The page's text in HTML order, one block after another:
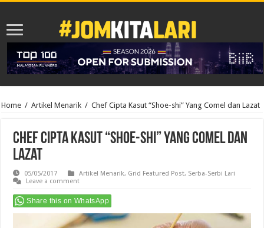
Home / Artikel Menarik / Chef Cipta Kasut “Shoe-shi” Yang Comel dan Lazat
Chef Cipta Kasut “Shoe-shi” Yang Comel dan
Lazat
05/05/2017 Artikel Menarik, Grid Featured Post, Serba-Serbi Lari
Leave a comment
Share this on WhatsApp